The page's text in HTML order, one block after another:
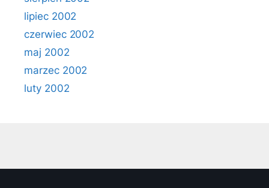
lipiec 2002
czerwiec 2002
maj 2002
marzec 2002
luty 2002